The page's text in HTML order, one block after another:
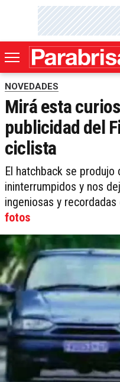
NOVEDADES
Mirá esta
publicidad del
ciclista
El hatchback se produjo
ininterrumpidos y nos
ingeniosas y
fotos